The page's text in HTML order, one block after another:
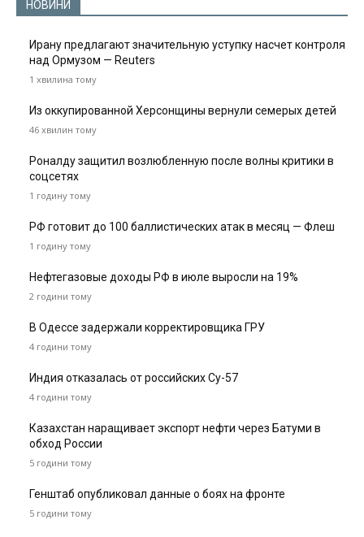
НОВИНИ
Ирану предлагают значительную уступку насчет контроля
над Ормузом — Reuters
1 хвилина тому
Из оккупированной Херсонщины вернули семерых детей
46 хвилин тому
Роналду защитил возлюбленную после волны критики в
соцсетях
1 годину тому
РФ готовит до 100 баллистических атак в месяц — Флеш
1 годину тому
Нефтегазовые доходы РФ в июле выросли на 19%
2 години тому
В Одессе задержали корректировщика ГРУ
4 години тому
Индия отказалась от российских Су-57
4 години тому
Казахстан наращивает экспорт нефти через Батуми в
обход России
5 години тому
Генштаб опубликовал данные о боях на фронте
5 години тому